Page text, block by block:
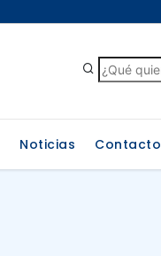
Noticias Contacto